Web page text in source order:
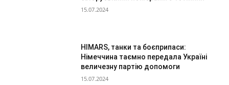
15.07.2024
HIMARS, танки та боєприпаси:
Німеччина таємно передала Україні
величезну партію допомоги
15.07.2024